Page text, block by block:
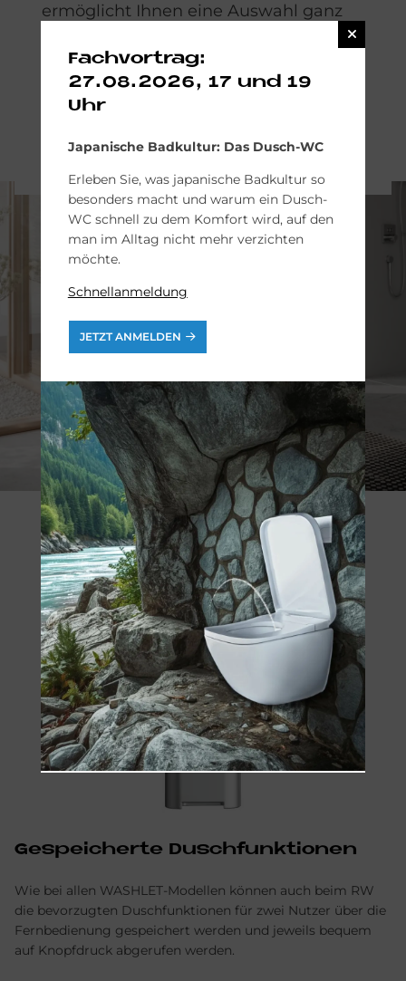
ermöglicht Ihnen eine Auswahl ganz
Funktionen sind mit denen des
WASHLET SW identisch.
WASHLET RW
Ge­spei­cher­te Dusch­funk­tio­nen
Wie bei allen WASHLET-Modellen können auch beim RW
die bevorzugten Duschfunktionen für zwei Nutzer über die
Fernbedienung gespeichert werden und jeweils bequem
auf Knopfdruck abgerufen werden.
Fachvortrag:
27.08.2026, 17 und 19
Uhr
Japanische Badkultur: Das Dusch-WC
Erleben Sie, was japanische Badkultur so
besonders macht und warum ein Dusch-
WC schnell zu dem Komfort wird, auf den
man im Alltag nicht mehr verzichten
möchte.
Schnellanmeldung
JETZT ANMELDEN